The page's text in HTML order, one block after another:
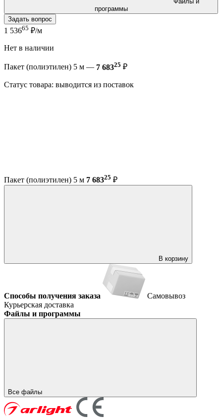
программы
Задать вопрос
1 53665 ₽/м
Нет в наличии
Пакет (полиэтилен) 5 м — 7 68325 ₽
Статус товара: выводится из поставок
Пакет (полиэтилен) 5 м 7 68325 ₽
В корзину
Способы получения заказа
Самовывоз
Курьерская доставка
Файлы и программы
Все файлы